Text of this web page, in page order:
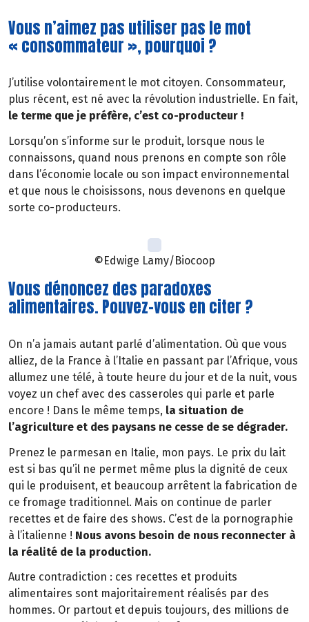
Vous n’aimez pas utiliser pas le mot
« consommateur », pourquoi ?
J’utilise volontairement le mot citoyen. Consommateur,
plus récent, est né avec la révolution industrielle. En fait,
le terme que je préfère, c’est co-producteur !
Lorsqu’on s’informe sur le produit, lorsque nous le
connaissons, quand nous prenons en compte son rôle
dans l’économie locale ou son impact environnemental
et que nous le choisissons, nous devenons en quelque
sorte co-producteurs.
©Edwige Lamy/Biocoop
Vous dénoncez des paradoxes
alimentaires. Pouvez-vous en citer ?
On n’a jamais autant parlé d’alimentation. Où que vous
alliez, de la France à l’Italie en passant par l’Afrique, vous
allumez une télé, à toute heure du jour et de la nuit, vous
voyez un chef avec des casseroles qui parle et parle
encore ! Dans le même temps, la situation de
l’agriculture et des paysans ne cesse de se dégrader.
Prenez le parmesan en Italie, mon pays. Le prix du lait
est si bas qu’il ne permet même plus la dignité de ceux
qui le produisent, et beaucoup arrêtent la fabrication de
ce fromage traditionnel. Mais on continue de parler
recettes et de faire des shows. C’est de la pornographie
à l’italienne ! Nous avons besoin de nous reconnecter à
la réalité de la production.
Autre contradiction : ces recettes et produits
alimentaires sont majoritairement réalisés par des
hommes. Or partout et depuis toujours, des millions de